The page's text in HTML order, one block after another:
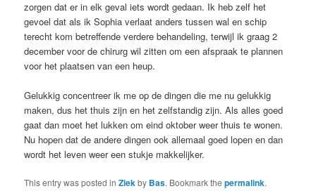
zorgen dat er in elk geval iets wordt gedaan. Ik heb zelf het
gevoel dat als ik Sophia verlaat anders tussen wal en schip
terecht kom betreffende verdere behandeling, terwijl ik graag 2
december voor de chirurg wil zitten om een afspraak te plannen
voor het plaatsen van een heup.
Gelukkig concentreer ik me op de dingen die me nu gelukkig
maken, dus het thuis zijn en het zelfstandig zijn. Als alles goed
gaat dan moet het lukken om eind oktober weer thuis te wonen.
Nu hopen dat de andere dingen ook allemaal goed lopen en dan
wordt het leven weer een stukje makkelijker.
This entry was posted inZiekby Bas. Bookmark thepermalink.